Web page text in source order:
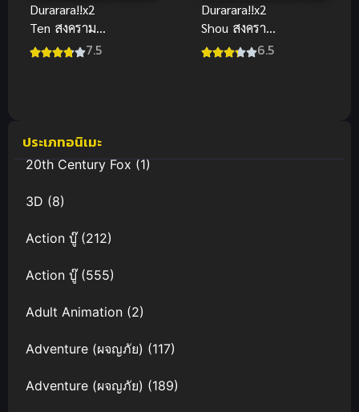
Durarara!!x2
Ten สงคราม
แดนสนธยา7.5
Durarara!!x2
Shou สงคราม
แดนสนธยา6.5
ประเภทอนิเมะ
20th Century Fox(1)
3D (8)
Action บู๊(212)
Action บู๊(555)
Adult Animation (2)
Adventure (ผจญภัย) (117)
Adventure (ผจญภัย) (189)